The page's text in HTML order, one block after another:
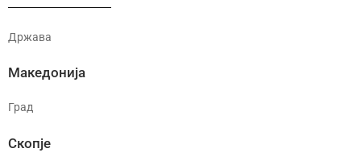
Држава
Македонија
Град
Скопје